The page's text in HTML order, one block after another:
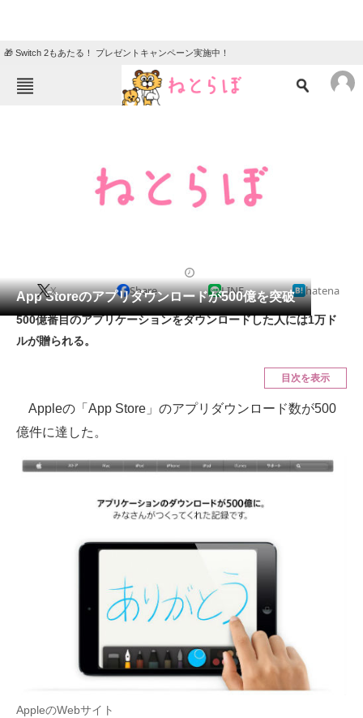
🎁 Switch 2もあたる！ プレゼントキャンペーン実施中！
クイズ
地域
会員記事
メディア
スマホと通信の最新トレンド
進化するPCとデバイスの未来
好きが集まる 比べて選べる
企業ITのトレンドを詳説
マーケ×ITの今がよく分かる
ITエンジニア向け専門サイト
App Storeのアプリダウンロードが500億を突破
X Share LINE hatena
500億番目のアプリケーションをダウンロードした人には1万ド
ルが贈られる。
目次を表示
Appleの「App Store」のアプリダウンロード数が500
億件に達した。
AppleのWebサイト